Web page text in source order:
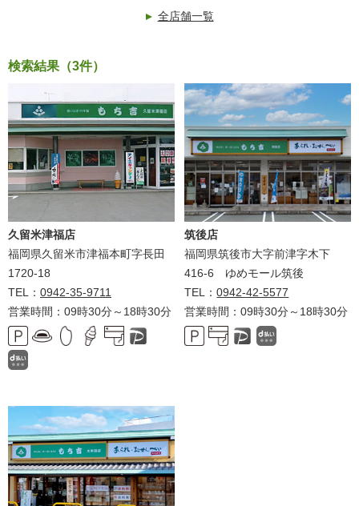
全店舗一覧
検索結果（3件）
久留米津福店
福岡県久留米市津福本町字長田
1720-18
TEL： 0942-35-9711
営業時間：09時30分～18時30分
筑後店
福岡県筑後市大字前津字木下
416-6 ゆめモール筑後
TEL：0942-42-5577
営業時間：09時30分～18時30分